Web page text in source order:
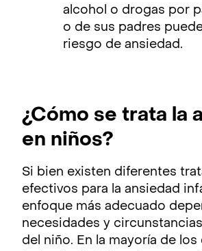
alcohol o drogas por
o de sus padres
riesgo de ansiedad.
¿Cómo se trata la
en niños?
Si bien existen diferentes
efectivos para la ansiedad
enfoque más adecuado
necesidades y
del niño. En la mayoría de los